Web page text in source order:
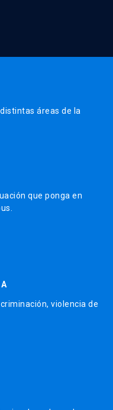
áreas de la
que ponga en
violencia de